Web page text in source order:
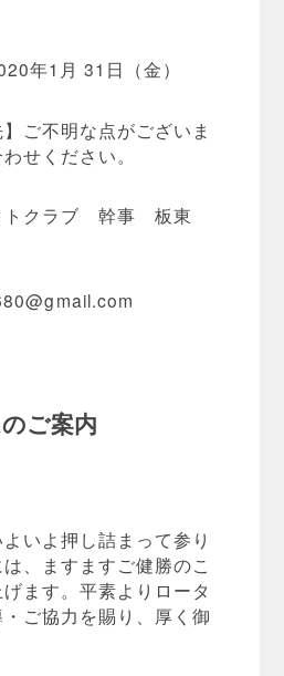
年1月 31日（金）
】ご不明な点がございま
せください。
トクラブ 幹事 板東
ご案内
いよ押し詰まって参り
、ますますご健勝のこ
ます。平素よりロータ
ご協力を賜り、厚く御